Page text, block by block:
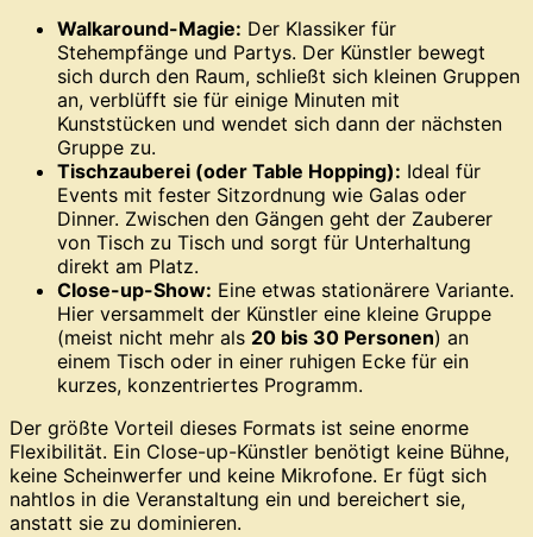
Walkaround-Magie: Der Klassiker für
Stehempfänge und Partys. Der Künstler bewegt
sich durch den Raum, schließt sich kleinen Gruppen
an, verblüfft sie für einige Minuten mit
Kunststücken und wendet sich dann der nächsten
Gruppe zu.
Tischzauberei (oder Table Hopping): Ideal für
Events mit fester Sitzordnung wie Galas oder
Dinner. Zwischen den Gängen geht der Zauberer
von Tisch zu Tisch und sorgt für Unterhaltung
direkt am Platz.
Close-up-Show: Eine etwas stationärere Variante.
Hier versammelt der Künstler eine kleine Gruppe
(meist nicht mehr als 20 bis 30 Personen) an
einem Tisch oder in einer ruhigen Ecke für ein
kurzes, konzentriertes Programm.
Der größte Vorteil dieses Formats ist seine enorme
Flexibilität. Ein Close-up-Künstler benötigt keine Bühne,
keine Scheinwerfer und keine Mikrofone. Er fügt sich
nahtlos in die Veranstaltung ein und bereichert sie,
anstatt sie zu dominieren.